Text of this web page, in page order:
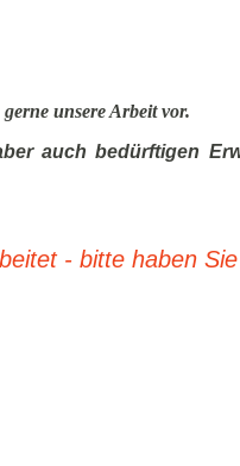
unsere Arbeit vor.
auch bedürftigen
- bitte haben